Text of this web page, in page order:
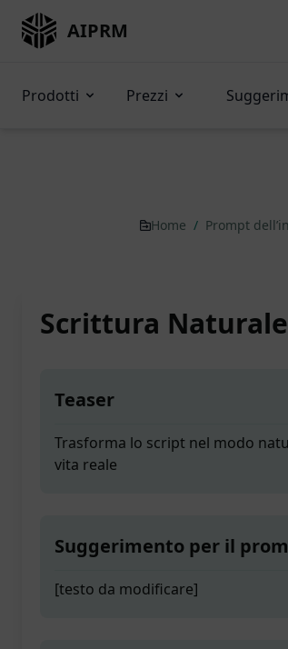
AIPRM
Prodotti Prezzi
Home / Prompt
Scrittura
Teaser
Trasforma lo script nel modo
vita reale
Suggerimento per il
[testo da modificare]